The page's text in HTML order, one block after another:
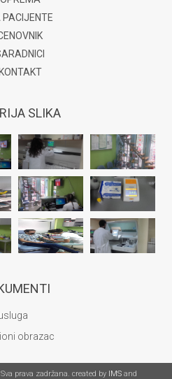
PACIJENTE
KONTAKT
SLIKA
obrazac
prava zadržana. created by IMS and